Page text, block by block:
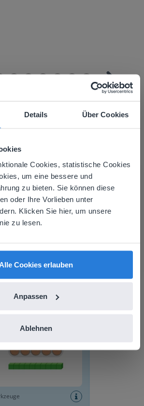
Details Über Cookies
Cookies, statistische Cookies
um eine bessere und
zu bieten. Sie können diese
oder Ihre Vorlieben unter
Klicken Sie hier, um unsere
zu lesen.
Alle Cookies erlauben
Anpassen
Ablehnen
entdecken
doesn't match
we think you might
English website. There you'll
Deutsch